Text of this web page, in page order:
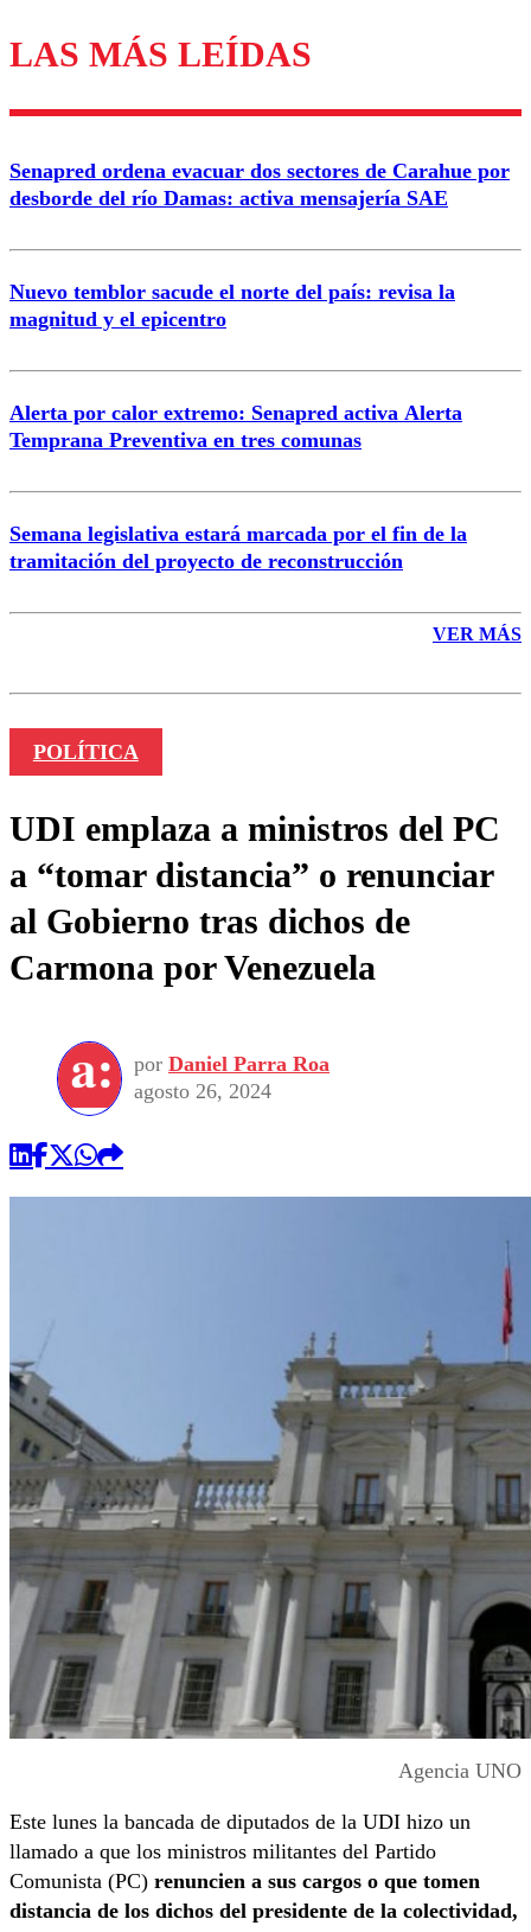
Los comentarios son moderados para garantizar un
diálogo respetuoso.
Correo
LAS MÁS LEÍDAS
Senapred ordena evacuar dos sectores de Carahue por
desborde del río Damas: activa mensajería SAE
Nuevo temblor sacude el norte del país: revisa la
magnitud y el epicentro
Alerta por calor extremo: Senapred activa Alerta
Temprana Preventiva en tres comunas
Semana legislativa estará marcada por el fin de la
tramitación del proyecto de reconstrucción
VER MÁS
POLÍTICA
UDI emplaza a ministros del PC
a “tomar distancia” o renunciar
al Gobierno tras dichos de
Carmona por Venezuela
por Daniel Parra Roa
agosto 26, 2024
Agencia UNO
Este lunes la bancada de diputados de la UDI hizo un
llamado a que los ministros militantes del Partido
Comunista (PC) renuncien a sus cargos o que tomen
distancia de los dichos del presidente de la colectividad,